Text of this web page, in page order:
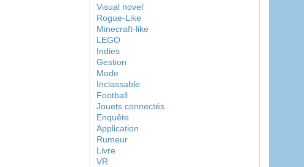
Visual novel
Rogue-Like
Minecraft-like
LEGO
Indies
Gestion
Mode
Inclassable
Football
Jouets connectés
Enquête
Application
Rumeur
Livre
VR